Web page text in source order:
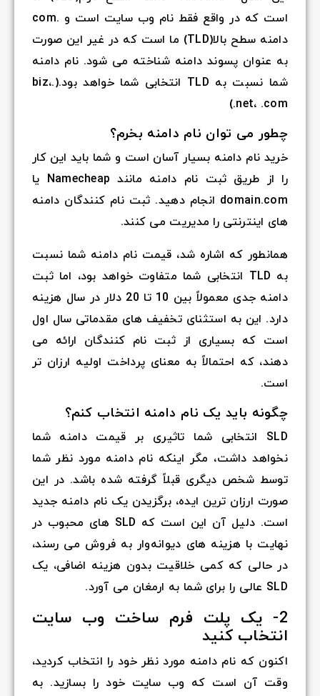
است که در واقع فقط نام وب سایت است و .com
دامنه سطح بالا(TLD) ما است که در غیر این صورت
به عنوان پسوند دامنه شناخته می شود. نام دامنه
شما نسبت به TLD انتخابی شما خواهد بود.(.biz،
.net، .com)
چطور می توان نام دامنه بخرم؟
خرید نام دامنه بسیار آسان است و شما باید این کار
را از طریق ثبت نام دامنه مانند Namecheap یا
domain.com انجام دهید. ثبت نام کنندگان دامنه
های اینترنتی را مدیریت می کنند.
همانطور که اشاره شد، قیمت نام دامنه شما نسبت
به TLD انتخابی شما متفاوت خواهد بود، اما ثبت
دامنه جدی معمولاً بین 10 تا 20 دلار در سال هزینه
دارد. این به استثنای تخفیف های مقدماتی سال اول
است که بسیاری از ثبت نام کنندگان ارائه می
دهند، که احتمالاً به معنای پرداخت اولیه ارزان تر
است.
چگونه باید یک نام دامنه انتخاب کنم؟
SLD انتخابی شما تاثیری بر قیمت دامنه شما
نخواهد داشت، مگر اینکه نام دامنه مورد نظر شما
توسط شخص دیگری قبلاً گرفته شده باشد. در این
صورت ارزان ترین ایده، برگزیدن یک نام دامنه جدید
است. دلیل آن این است که SLD های محبوب در
نهایت با هزینه های دیوانه‌وار به فروش می رسند،
در حالی که کمی خلاقیت بدون هزینه اضافی، یک
SLD عالی را برای شما به ارمغان می آورد.
2- یک پلت فرم ساخت وب سایت
انتخاب کنید
اکنون که نام دامنه مورد نظر خود را انتخاب کردید،
وقت آن است که وب سایت خود را بسازید. به